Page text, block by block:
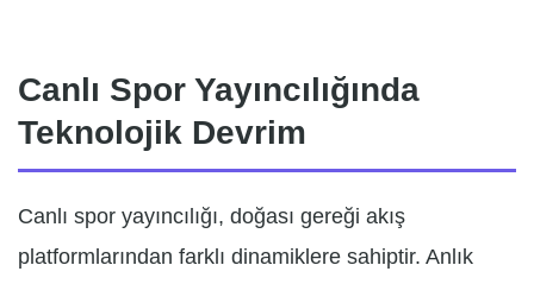
Canlı Spor Yayıncılığında
Teknolojik Devrim
Canlı spor yayıncılığı, doğası gereği akış
platformlarından farklı dinamiklere sahiptir. Anlık